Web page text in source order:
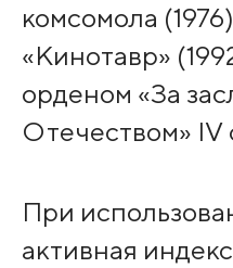
комсомола
«Кинотавр»
орденом «За
Отечеством»
При
активная